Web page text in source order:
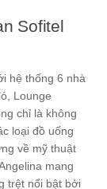
Sofitel
hệ thống 6 nhà
Lounge
chỉ là không
loại đồ uống
về mỹ thuật
mang
trệt nổi bật bởi